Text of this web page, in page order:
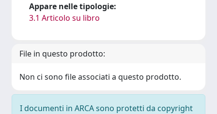
Appare nelle tipologie:
3.1 Articolo su libro
File in questo prodotto:
Non ci sono file associati a questo prodotto.
I documenti in ARCA sono protetti da copyright